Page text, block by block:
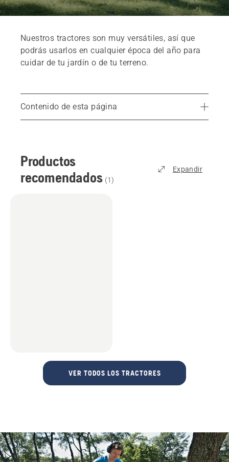
Nuestros tractores son muy versátiles, así que
podrás usarlos en cualquier época del año para
cuidar de tu jardín o de tu terreno.
Contenido de esta página
Productos recomendados
Servicios
Repuestos y accesorios
Productos
recomendados (1)
Expandir
VER TODOS LOS TRACTORES